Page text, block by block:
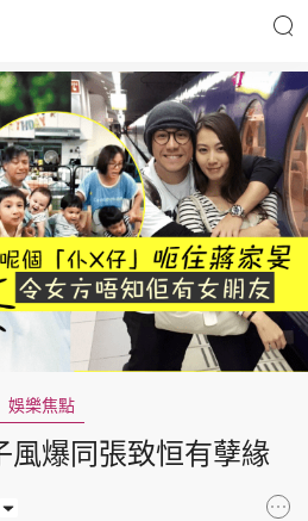
時事財經
優享生活
會員活動
東周專欄
娛樂焦點
風爆同張致恒有孽緣